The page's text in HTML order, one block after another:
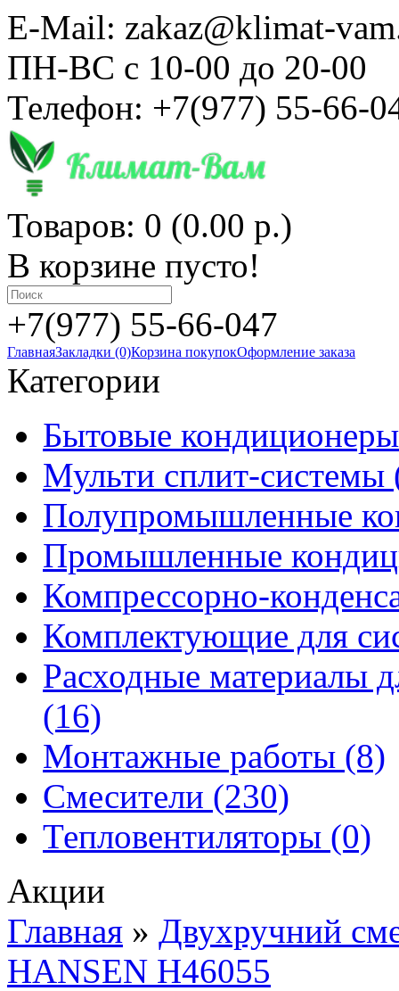
E-Mail: zakaz@klimat-
ПН-ВС с 10-00 до 20-00
Телефон: +7(977) 55-66-
Товаров: 0 (0.00 р.)
В корзине пусто!
+7(977) 55-66-047
ГлавнаяЗакладки (0)Корзина покупокОформление заказа
Категории
Бытовые
Мульти сплит-системы
Полупромышленные
Промышленные
Компрессорно-
Комплектующие для
Расходные материалы
(16)
Монтажные работы (8)
Смесители (230)
Тепловентиляторы (0)
Акции
Главная » Двухручний
HANSEN H46055